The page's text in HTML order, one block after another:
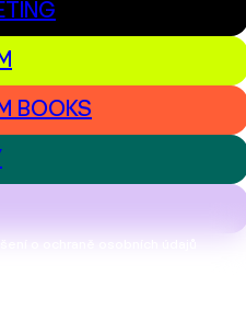
o ochraně osobních údajů
BOOKS